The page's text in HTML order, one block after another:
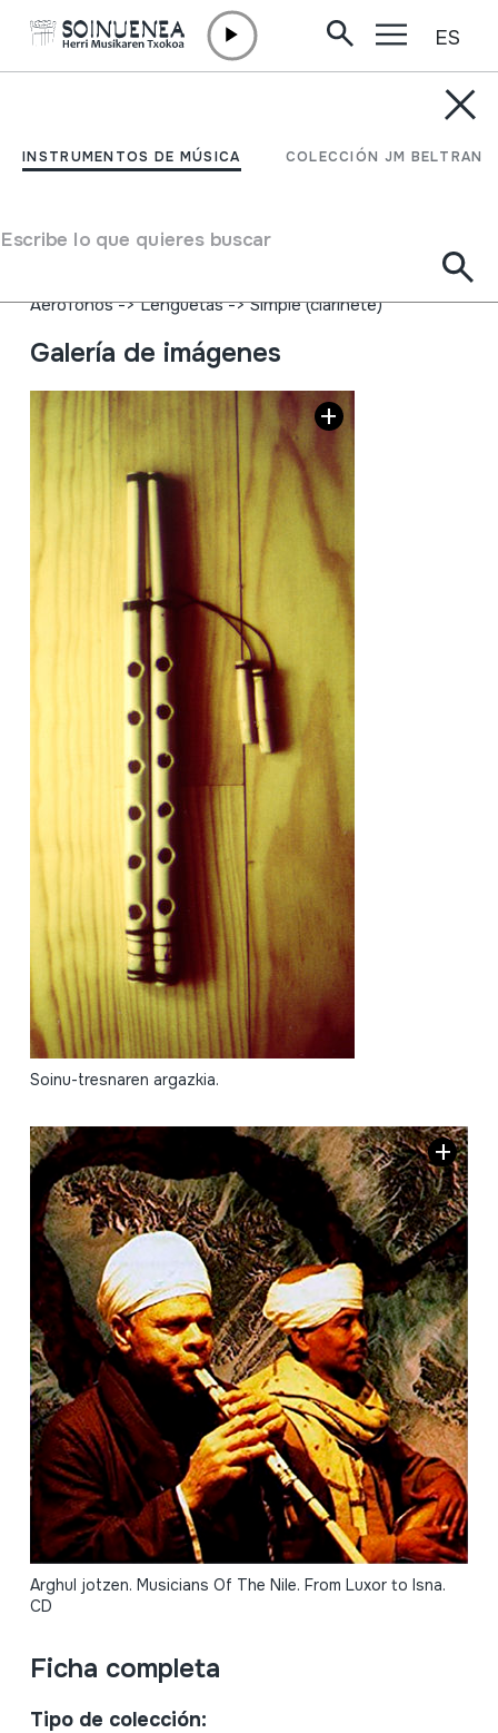
INSTRUMENTOS DE MÚSICA COLECCIÓN JM BELTRAN
Escribe lo que quieres buscar
ES
ARGHUL; ARGUL
'Les Musiciens du Nilo' taldeko soinu-tresna hau jotzen
Aerófonos->Lengüetas->Simple (clarinete)
Galería de imágenes
Soinu-tresnaren argazkia.
Arghul jotzen. Musicians Of The Nile. From Luxor to Isna.
CD
Ficha completa
Tipo de colección: